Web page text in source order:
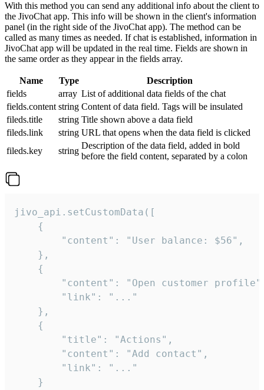
With this method you can send any additional info about the client to
the JivoChat app. This info will be shown in the client's information
panel (in the right side of the JivoChat app). The method can be
called as many times as needed. If chat is established, information in
JivoChat app will be updated in the real time. Fields are shown in
the same order as they appear in the fields array.
Name Type
Description
fields
array List of additional data fields of the chat
fields.content string Content of data field. Tags will be insulated
fileds.title
string Title shown above a data field
fileds.link
string URL that opens when the data field is clicked
fileds.key
string
Description of the data field, added in bold
before the field content, separated by a colon
jivo_api.setCustomData([
    {
        "content": "User balance: $56",
    },
    {
"content": "Open customer
        "link": "..."
    },
    {
        "title": "Actions",
        "content": "Add contact",
        "link": "..."
    }